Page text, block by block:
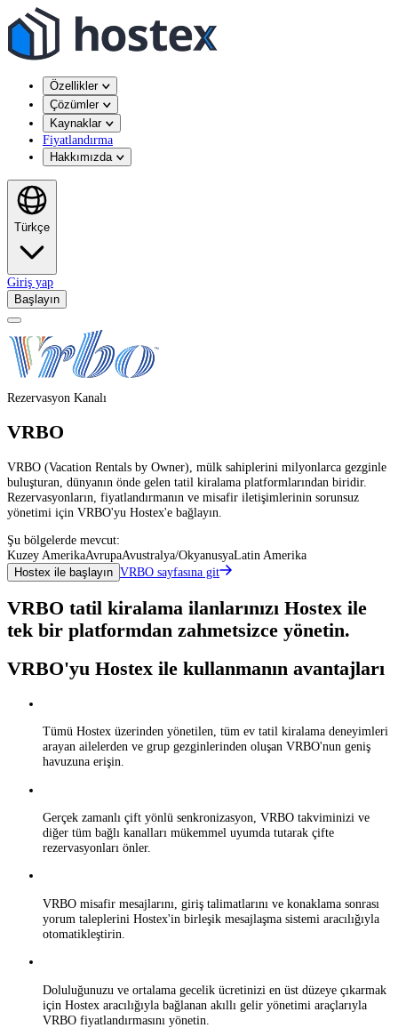
Özellikler
Çözümler
Kaynaklar
Fiyatlandırma
Hakkımızda
Türkçe
Giriş yap
Başlayın
Rezervasyon Kanalı
VRBO
VRBO (Vacation Rentals by Owner), mülk sahiplerini milyonlarca gezginle
buluşturan, dünyanın önde gelen tatil kiralama platformlarından biridir.
Rezervasyonların, fiyatlandırmanın ve misafir iletişimlerinin sorunsuz
yönetimi için VRBO'yu Hostex'e bağlayın.
Şu bölgelerde mevcut:
Kuzey AmerikaAvrupaAvustralya/OkyanusyaLatin Amerika
Hostex ile başlayın VRBO sayfasına git
VRBO tatil kiralama ilanlarınızı Hostex ile
tek bir platformdan zahmetsizce yönetin.
VRBO'yu Hostex ile kullanmanın avantajları
Tümü Hostex üzerinden yönetilen, tüm ev tatil kiralama deneyimleri
arayan ailelerden ve grup gezginlerinden oluşan VRBO'nun geniş
havuzuna erişin.
Gerçek zamanlı çift yönlü senkronizasyon, VRBO takviminizi ve
diğer tüm bağlı kanalları mükemmel uyumda tutarak çifte
rezervasyonları önler.
VRBO misafir mesajlarını, giriş talimatlarını ve konaklama sonrası
yorum taleplerini Hostex'in birleşik mesajlaşma sistemi aracılığıyla
otomatikleştirin.
Doluluğunuzu ve ortalama gecelik ücretinizi en üst düzeye çıkarmak
için Hostex aracılığıyla bağlanan akıllı gelir yönetimi araçlarıyla
VRBO fiyatlandırmasını yönetin.